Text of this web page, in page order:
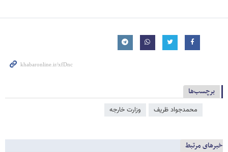
برچسب‌ها
محمدجواد ظریف وزارت خارجه
خبرهای مرتبط